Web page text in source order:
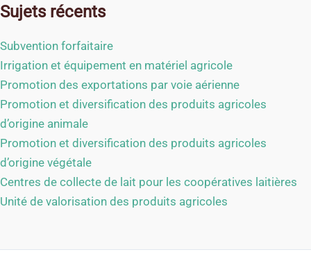
Sujets récents
Subvention forfaitaire
Irrigation et équipement en matériel agricole
Promotion des exportations par voie aérienne
Promotion et diversification des produits agricoles
d’origine animale
Promotion et diversification des produits agricoles
d’origine végétale
Centres de collecte de lait pour les coopératives laitières
Unité de valorisation des produits agricoles